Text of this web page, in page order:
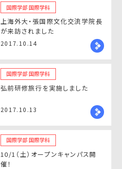
国際学部 国際学科
上海外大・張国際文化交流学院長
が来訪されました
2017.10.14
国際学部 国際学科
弘前研修旅行を実施しました
2017.10.13
国際学部 国際学科
10/1（土）オープンキャンパス開
催！